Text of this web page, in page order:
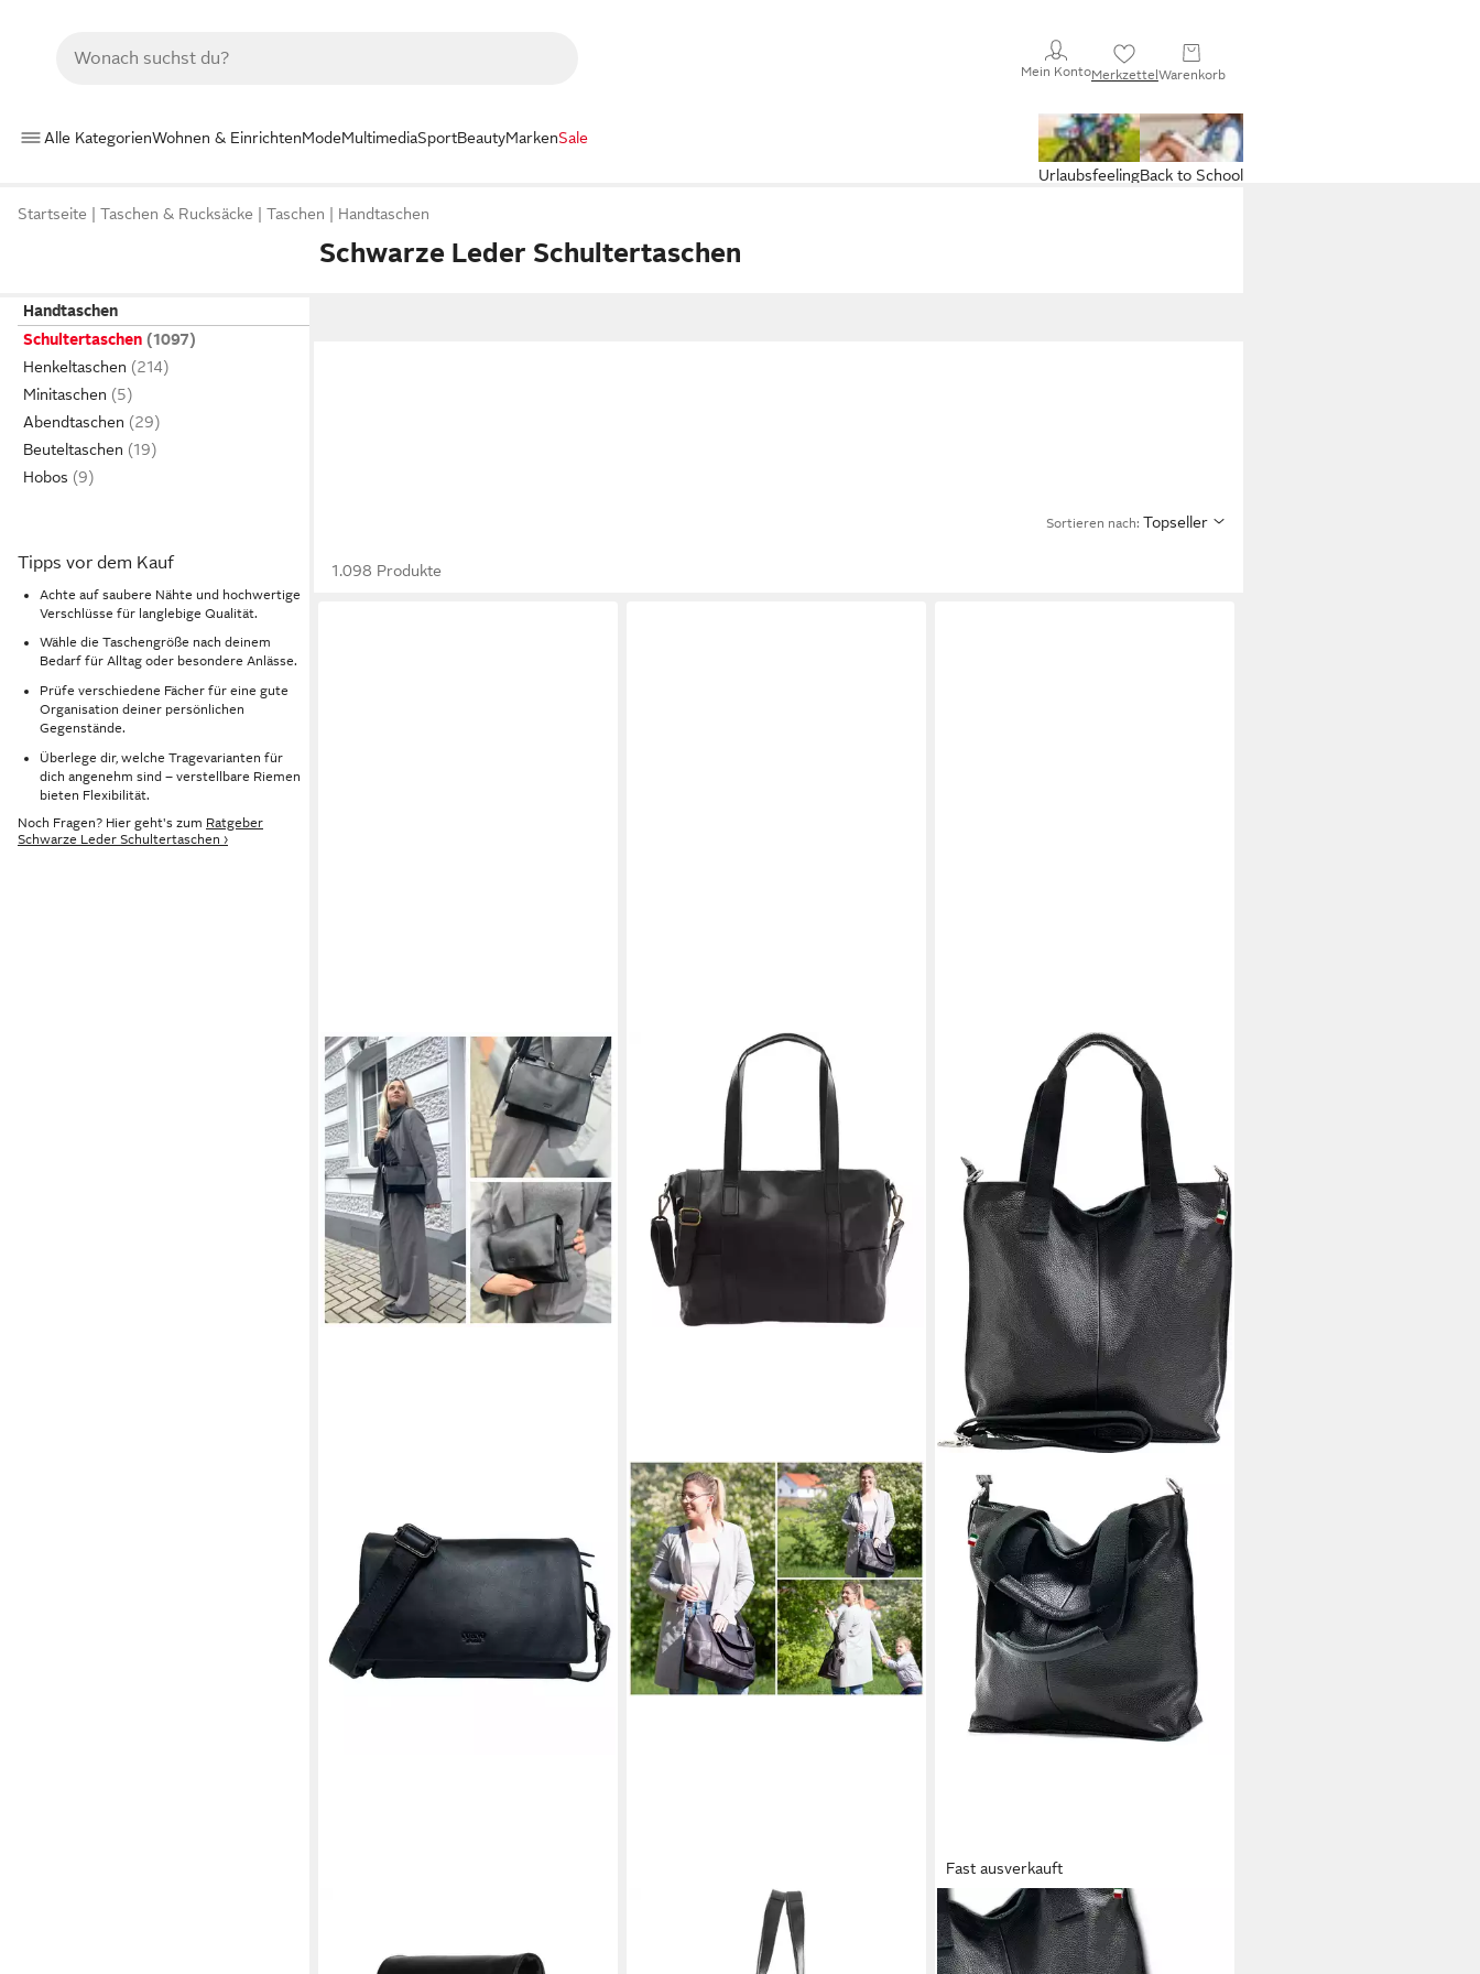
Mein KontoMerkzettelWarenkorb
Alle KategorienWohnen & EinrichtenModeMultimediaSportBeautyMarkenSale
Back to School
Urlaubsfeeling
Startseite Taschen & Rucksäcke Taschen Handtaschen
Schwarze Leder Schultertaschen
Handtaschen
Schultertaschen
Henkeltaschen
Minitaschen
Abendtaschen
Beuteltaschen
Hobos
Tipps vor dem Kauf
Achte auf saubere Nähte und hochwertige
Verschlüsse für langlebige Qualität.
Wähle die Taschengröße nach deinem
Bedarf für Alltag oder besondere Anlässe.
Prüfe verschiedene Fächer für eine gute
Organisation deiner persönlichen
Gegenstände.
Überlege dir, welche Tragevarianten für
dich angenehm sind – verstellbare Riemen
bieten Flexibilität.
Noch Fragen? Hier geht's zum Ratgeber
Schwarze Leder Schultertaschen ›
Sortieren nach: Topseller
1.098 Produkte
Handmade Kleine Umhängetasche
Schultertasche Shopper große
Henkeltasche Damen DIN A4
Fast ausverkauft
FLORENCE
Schultertasche Florence Echtleder
Umhängetasche Damen